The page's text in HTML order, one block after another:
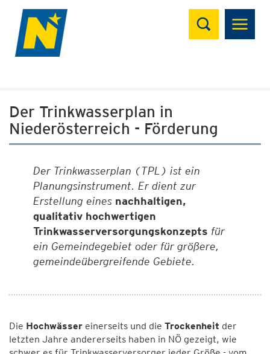
Suchen
Der Trinkwasserplan in
Niederösterreich - Förderung
Der Trinkwasserplan (TPL) ist ein
Planungsinstrument. Er dient zur
Erstellung eines nachhaltigen,
qualitativ hochwertigen
Trinkwasserversorgungskonzepts für
ein Gemeindegebiet oder für größere,
gemeindeübergreifende Gebiete.
Die Hochwässer einerseits und die Trockenheit der
letzten Jahre andererseits haben in NÖ gezeigt, wie